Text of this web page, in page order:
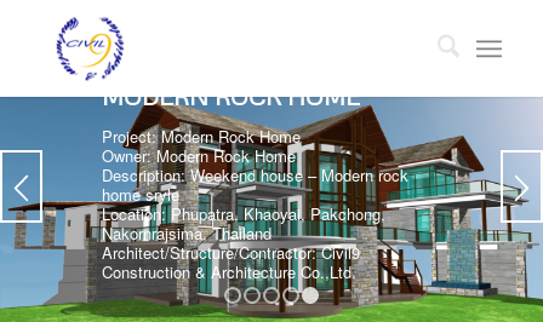
MODERN ROCK HOME
Project: Modern Rock Home
Owner: Modern Rock Home
Description: Weekend house – Modern rock
home sryle
Location: Phupatra, Khaoyai, Pakchong,
Nakornrajsima, Thailand
Architect/Structure/Contractor: Civil9
Construction & Architecture Co.,Ltd.
1 2 3 4 5